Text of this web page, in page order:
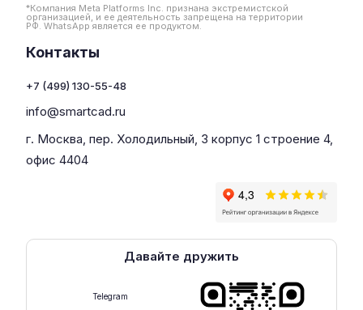
*Компания Meta Platforms Inc. признана экстремистской
организацией, и ее деятельность запрещена на территории
РФ. WhatsApp является ее продуктом.
Контакты
+7 (499) 130-55-48
info@smartcad.ru
г. Москва, пер. Холодильный, 3 корпус 1 строение 4,
офис 4404
Давайте дружить
Telegram